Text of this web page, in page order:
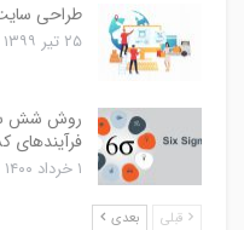
طراحی
۲۵ تیر ۱۳۹۹
روش شش
۱ خرداد ۱۴۰۰
قبلی بعدی